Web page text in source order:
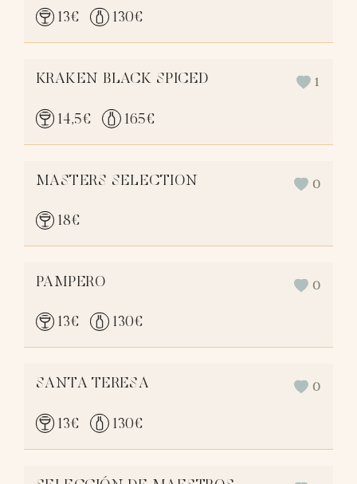
13€ 130€
KRAKEN BLACK SPICED 1
14,5€ 165€
MASTERS SELECTION 0
18€
PAMPERO 0
13€ 130€
SANTA TERESA 0
13€ 130€